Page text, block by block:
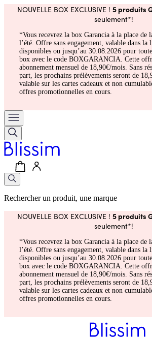
NOUVELLE BOX EXCLUSIVE ! 5 produits
seulement*!
*Vous recevrez la box Garancia à la place de
l’été. Offre sans engagement, valable dans la
disponibles ou jusqu’au 30.08.2026 pour
box avec le code BOXGARANCIA. Cette
abonnement mensuel de 18,90€/mois. Sans
part, les prochains prélèvements seront de
valable sur les cartes cadeaux et non
offres promotionnelles en cours.
Rechercher un produit, une marque
NOUVELLE BOX EXCLUSIVE ! 5 produits
seulement*!
*Vous recevrez la box Garancia à la place de
l’été. Offre sans engagement, valable dans la
disponibles ou jusqu’au 30.08.2026 pour
box avec le code BOXGARANCIA. Cette
abonnement mensuel de 18,90€/mois. Sans
part, les prochains prélèvements seront de
valable sur les cartes cadeaux et non
offres promotionnelles en cours.